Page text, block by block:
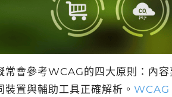
常會參考WCAG的四大原則：內
裝置與輔助工具正確解析。